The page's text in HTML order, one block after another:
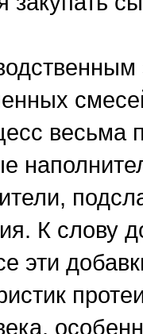
весьма
К слову
эти